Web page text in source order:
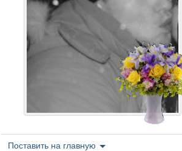
Поставить на главную